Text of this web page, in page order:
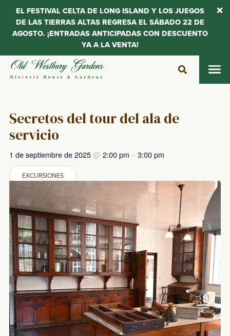
Saltar
Secretos del tour del ala de
servicio
1 de septiembre de 2025@ 2:00 pm –3:00 pm
EXCURSIONES
EL FESTIVAL CELTA DE LONG ISLAND Y LOS JUEGOS
DE LAS TIERRAS ALTAS REGRESA EL SÁBADO 22 DE
AGOSTO. ¡ENTRADAS ANTICIPADAS CON DESCUENTO
YA A LA VENTA!